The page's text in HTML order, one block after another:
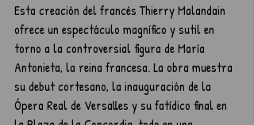
Esta creación del francés Thierry Malandain
ofrece un espectáculo magnífico y sutil en
torno a la controversial figura de María
Antonieta, la reina francesa. La obra muestra
su debut cortesano, la inauguración de la
Ópera Real de Versalles y su fatídico final en